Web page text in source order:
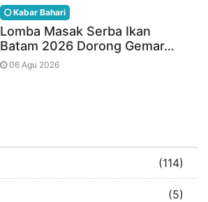
Kabar Bahari
Lomba Masak Serba Ikan
Batam 2026 Dorong Gemar…
06 Agu 2026
(114)
(5)